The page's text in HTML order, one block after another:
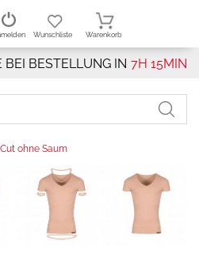
BESTELLUNG IN 7H 15MIN
Wunschliste Warenkorb
ohne Saum